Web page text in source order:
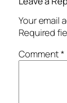
Your email
Required
Comment*